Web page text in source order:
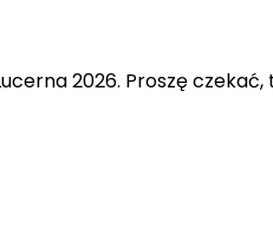
2026. Proszę